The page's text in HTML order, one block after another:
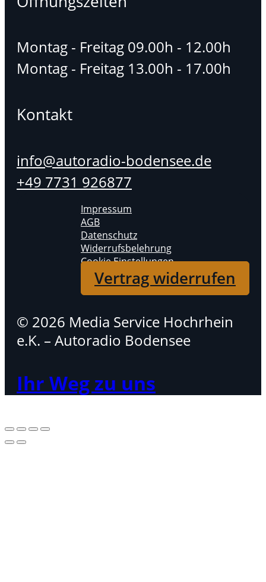
Montag - Freitag 09.00h - 12.00h
Montag - Freitag 13.00h - 17.00h
Kontakt
info@autoradio-bodensee.de
+49 7731 926877
Impressum
AGB
Datenschutz
Widerrufsbelehrung
Cookie Einstellungen
Vertrag widerrufen
© 2026 Media Service Hochrhein
e.K. – Autoradio Bodensee
Ihr Weg zu uns